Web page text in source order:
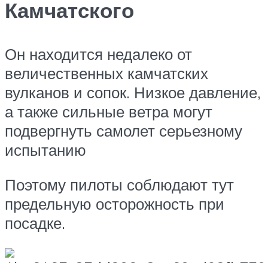
Камчатского
Он находится недалеко от
величественных камчатских
вулканов и сопок. Низкое давление,
а также сильные ветра могут
подвергнуть самолет серьезному
испытанию
Поэтому пилоты соблюдают тут
предельную осторожность при
посадке.